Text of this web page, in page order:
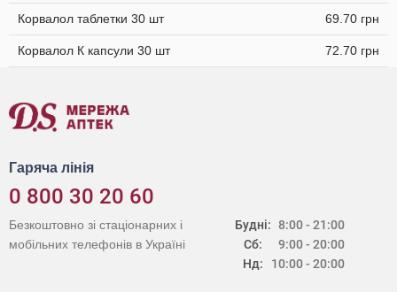
Корвалол таблетки 30 шт 69.70 грн
Корвалол К капсули 30 шт 72.70 грн
Гаряча лінія
0 800 30 20 60
Будні:
Сб:
Нд:
8:00 - 21:00
9:00 - 20:00
10:00 - 20:00
Безкоштовно зі стаціонарних і
мобільних телефонів в Україні